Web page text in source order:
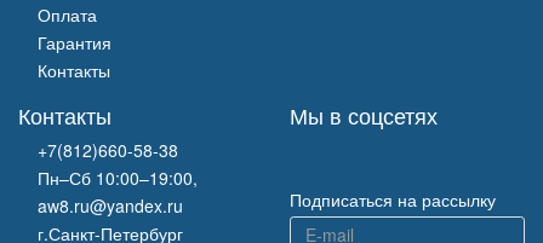
Оплата
Гарантия
Контакты
Контакты
+7(812)660-58-38
Пн–Сб 10:00–19:00,
aw8.ru@yandex.ru
г.Санкт-Петербург
Мы в соцсетях
Подписаться на рассылку